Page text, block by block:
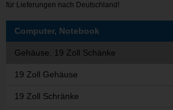
für Lieferungen nach Deutschland!
Computer, Notebook
Gehäuse, 19 Zoll Schänke
19 Zoll Gehäuse
19 Zoll Schränke